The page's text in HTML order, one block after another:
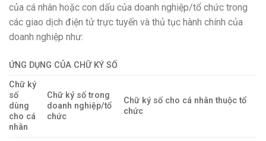
của cá nhân hoặc con dấu của doanh nghiệp/tổ chức trong
các giao dịch điện tử trực tuyến và thủ tục hành chính của
doanh nghiệp như:
ỨNG DỤNG CỦA CHỮ KÝ SỐ
Chữ ký
số
dùng
cho cá
nhân
Chữ ký số trong
doanh nghiệp/tổ
chức
Chữ ký số cho cá nhân thuộc tổ
chức